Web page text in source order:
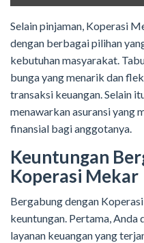
Selain pinjaman, Koperasi
dengan berbagai pilihan
kebutuhan masyarakat.
bunga yang menarik dan
transaksi keuangan. Selain
menawarkan asuransi yang
finansial bagi anggotanya.
Keuntungan
Koperasi Mekar
Bergabung dengan
keuntungan. Pertama, Anda
layanan keuangan yang